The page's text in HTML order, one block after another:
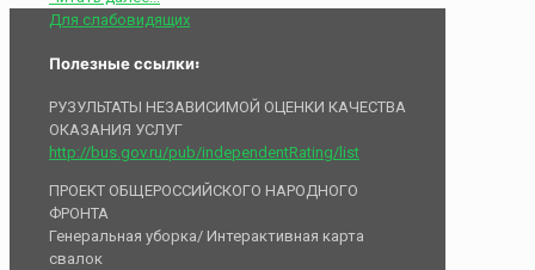
Для слабовидящих
Полезные ссылки:
РУЗУЛЬТАТЫ НЕЗАВИСИМОЙ ОЦЕНКИ КАЧЕСТВА
ОКАЗАНИЯ УСЛУГ
http://bus.gov.ru/pub/independentRating/list
ПРОЕКТ ОБЩЕРОССИЙСКОГО НАРОДНОГО
ФРОНТА
Генеральная уборка/ Интерактивная карта
свалок